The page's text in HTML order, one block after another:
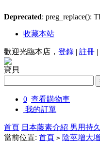
Deprecated: preg_replace():
收藏本站
歡迎光臨本店， 登錄 | 註冊 |
寶貝
0 查看購物車
我的訂單
首頁 日本藤素介紹 男用持
當前位置: 首頁 > 陰莖增大